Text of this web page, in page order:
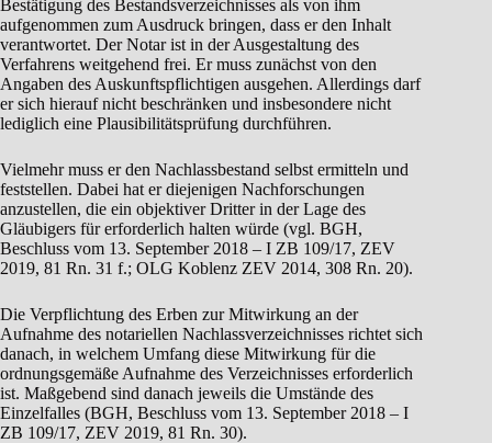
Bestätigung des Bestandsverzeichnisses als von ihm
aufgenommen zum Ausdruck bringen, dass er den Inhalt
verantwortet. Der Notar ist in der Ausgestaltung des
Verfahrens weitgehend frei. Er muss zunächst von den
Angaben des Auskunftspflichtigen ausgehen. Allerdings darf
er sich hierauf nicht beschränken und insbesondere nicht
lediglich eine Plausibilitätsprüfung durchführen.
Vielmehr muss er den Nachlassbestand selbst ermitteln und
feststellen. Dabei hat er diejenigen Nachforschungen
anzustellen, die ein objektiver Dritter in der Lage des
Gläubigers für erforderlich halten würde (vgl. BGH,
Beschluss vom 13. September 2018 – I ZB 109/17, ZEV
2019, 81 Rn. 31 f.; OLG Koblenz ZEV 2014, 308 Rn. 20).
Die Verpflichtung des Erben zur Mitwirkung an der
Aufnahme des notariellen Nachlassverzeichnisses richtet sich
danach, in welchem Umfang diese Mitwirkung für die
ordnungsgemäße Aufnahme des Verzeichnisses erforderlich
ist. Maßgebend sind danach jeweils die Umstände des
Einzelfalles (BGH, Beschluss vom 13. September 2018 – I
ZB 109/17, ZEV 2019, 81 Rn. 30).